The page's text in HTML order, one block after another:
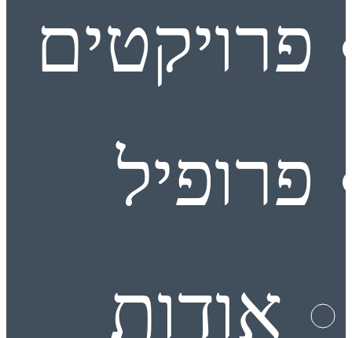
פרויקטים
פרופיל
אודות